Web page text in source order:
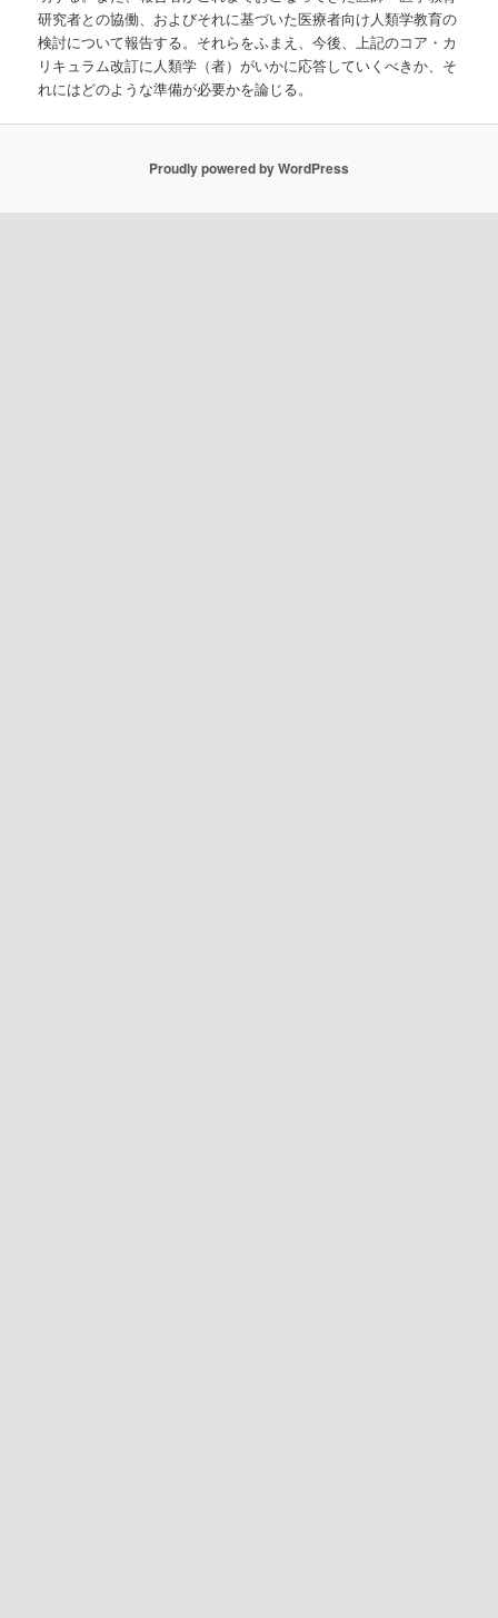
研究者との協働、およびそれに基づいた医療者向け人類学教育の
検討について報告する。それらをふまえ、今後、上記のコア・カ
リキュラム改訂に人類学（者）がいかに応答していくべきか、そ
れにはどのような準備が必要かを論じる。
Proudly powered by WordPress